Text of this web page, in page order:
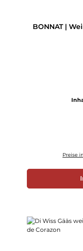
BONNAT |
Preise